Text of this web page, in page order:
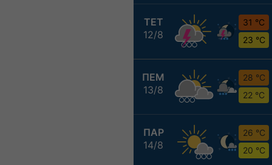
ΤΕΤ
12/8
31 °C
23 °C
ΠΕΜ
13/8
28 °C
22 °C
ΠΑΡ
14/8
26 °C
20 °C